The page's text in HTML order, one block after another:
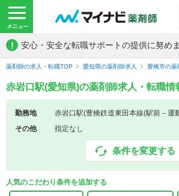
! 安心・安全な転職サポートの提供に努めま
薬剤師の求人・転職TOP 愛知県の薬剤師求人 豊橋市の薬
赤岩口駅(愛知県)の薬剤師求人・転職情
勤務地
赤岩口駅(豊橋鉄道東田本線(駅前－運
その他
指定なし
条件を変更する
人気のこだわり条件を追加する